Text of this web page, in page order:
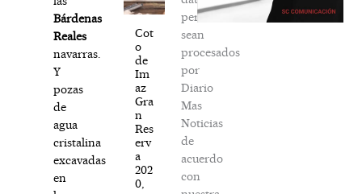
Bárdenas
Reales
navarras.
Y
pozas
de
agua
cristalina
excavadas
en
Cot
o
de
Im
az
Gra
n
Res
erv
a
202
0,
personales
sean
procesados
por
Diario
Mas
Noticias
de
acuerdo
con